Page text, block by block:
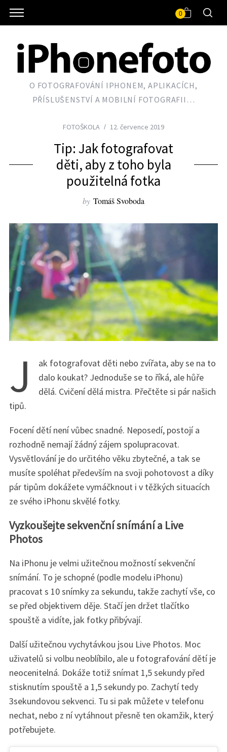
0
O FOTOGRAFOVÁNÍ IPHONEM, APLIKACÍCH,
PŘÍSLUŠENSTVÍ A MOBILNÍ FOTOGRAFII…
FOTOŠKOLA 12. července 2019
Tip: Jak fotografovat
děti, aby z toho byla
použitelná fotka
by Tomáš Svoboda
J
ak fotografovat děti nebo zvířata, aby se na to
dalo koukat? Jednoduše se to říká, ale hůře
dělá. Cvičení dělá mistra. Přečtěte si pár našich
tipů.
Focení dětí není vůbec snadné. Neposedí, postojí a
rozhodně nemají žádný zájem spolupracovat.
Vysvětlování je do určitého věku zbytečné, a tak se
musíte spoléhat především na svoji pohotovost a díky
pár tipům dokážete vymáčknout i v těžkých situacích
ze svého iPhonu skvělé fotky.
Vyzkoušejte sekvenční snímání a Live
Photos
Na iPhonu je velmi užitečnou možností sekvenční
snímání. To je schopné (podle modelu iPhonu)
pracovat s 10 snímky za sekundu, takže zachytí vše, co
se před objektivem děje. Stačí jen držet tlačítko
spouště a vidíte, jak fotky přibývají.
Další užitečnou vychytávkou jsou Live Photos. Moc
uživatelů si volbu neoblíbilo, ale u fotografování dětí je
neocenitelná. Dokáže totiž snímat 1,5 sekundy před
stisknutím spouště a 1,5 sekundy po. Zachytí tedy
3sekundovou sekvenci. Tu si pak můžete v telefonu
nechat, nebo z ní vytáhnout přesně ten okamžik, který
potřebujete.